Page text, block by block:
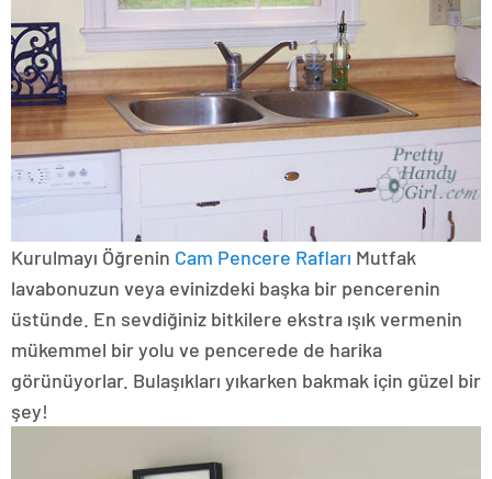
Kurulmayı Öğrenin Cam Pencere Rafları Mutfak
lavabonuzun veya evinizdeki başka bir pencerenin
üstünde. En sevdiğiniz bitkilere ekstra ışık vermenin
mükemmel bir yolu ve pencerede de harika
görünüyorlar. Bulaşıkları yıkarken bakmak için güzel bir
şey!